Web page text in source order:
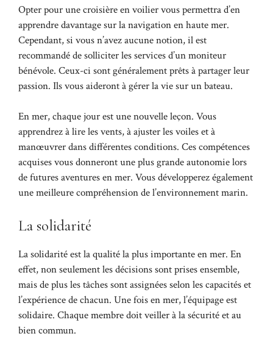
Opter pour une croisière en voilier vous permettra d’en
apprendre davantage sur la navigation en haute mer.
Cependant, si vous n’avez aucune notion, il est
recommandé de solliciter les services d’un moniteur
bénévole. Ceux-ci sont généralement prêts à partager leur
passion. Ils vous aideront à gérer la vie sur un bateau.
En mer, chaque jour est une nouvelle leçon. Vous
apprendrez à lire les vents, à ajuster les voiles et à
manœuvrer dans différentes conditions. Ces compétences
acquises vous donneront une plus grande autonomie lors
de futures aventures en mer. Vous développerez également
une meilleure compréhension de l’environnement marin.
La solidarité
La solidarité est la qualité la plus importante en mer. En
effet, non seulement les décisions sont prises ensemble,
mais de plus les tâches sont assignées selon les capacités et
l’expérience de chacun. Une fois en mer, l’équipage est
solidaire. Chaque membre doit veiller à la sécurité et au
bien commun.